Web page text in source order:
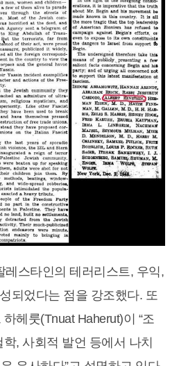
레스타인의 테러리스트, 우익,
되었다는 점을 강조했다. 또
헤룻(Tnuat Haherut)이 “조
, 사회적 발언 등에서 나치